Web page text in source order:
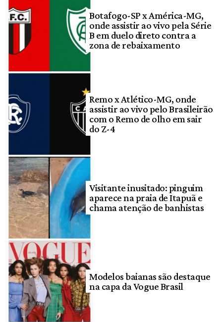
Botafogo-SP x América-MG,
onde assistir ao vivo pela Série
B em duelo direto contra a
zona de rebaixamento
Remo x Atlético-MG, onde
assistir ao vivo pelo Brasileirão
com o Remo de olho em sair
do Z-4
Visitante inusitado: pinguim
aparece na praia de Itapuã e
chama atenção de banhistas
Modelos baianas são destaque
na capa da Vogue Brasil